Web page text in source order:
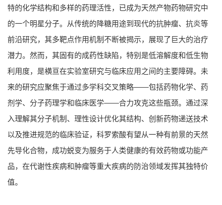
特的化学结构和多样的药理活性，已成为天然产物药物研究中
的一个明星分子。从传统的降糖用途到现代的抗肿瘤、抗炎等
前沿研究，其多靶点作用机制不断被揭示，展现了巨大的治疗
潜力。然而，其固有的成药性缺陷，特别是低溶解度和低生物
利用度，是横亘在实验室研究与临床应用之间的主要障碍。未
来的研究应聚焦于通过多学科交叉策略——包括药物化学、药
剂学、分子药理学和临床医学——合力攻克这些瓶颈。通过深
入理解其分子机制、理性设计优化其结构、创新药物递送技术
以及推进规范的临床验证，科罗索酸有望从一种有前景的天然
先导化合物，成功蜕变为服务于人类健康的有效药物或功能产
品，在代谢性疾病和肿瘤等重大疾病的防治领域发挥其独特价
值。